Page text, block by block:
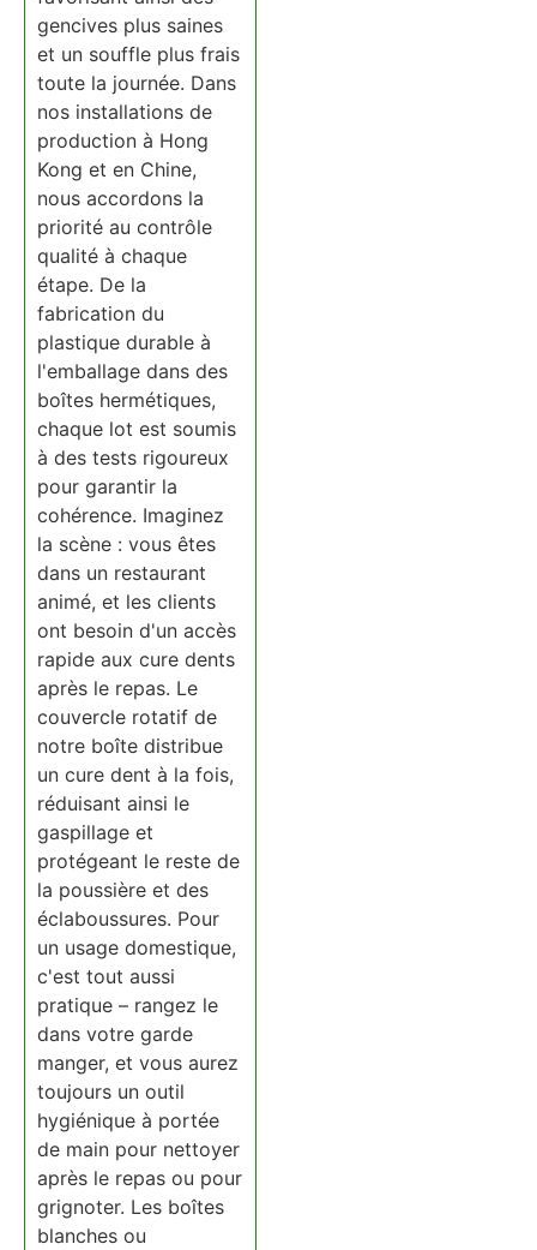
gencives plus saines
et un souffle plus frais
toute la journée. Dans
nos installations de
production à Hong
Kong et en Chine,
nous accordons la
priorité au contrôle
qualité à chaque
étape. De la
fabrication du
plastique durable à
l'emballage dans des
boîtes hermétiques,
chaque lot est soumis
à des tests rigoureux
pour garantir la
cohérence. Imaginez
la scène : vous êtes
dans un restaurant
animé, et les clients
ont besoin d'un accès
rapide aux cure dents
après le repas. Le
couvercle rotatif de
notre boîte distribue
un cure dent à la fois,
réduisant ainsi le
gaspillage et
protégeant le reste de
la poussière et des
éclaboussures. Pour
un usage domestique,
c'est tout aussi
pratique – rangez le
dans votre garde
manger, et vous aurez
toujours un outil
hygiénique à portée
de main pour nettoyer
après le repas ou pour
grignoter. Les boîtes
blanches ou